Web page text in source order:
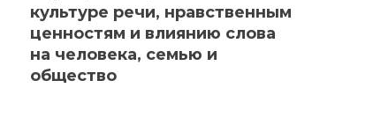
культуре речи, нравственным
ценностям и влиянию слова
на человека, семью и
общество